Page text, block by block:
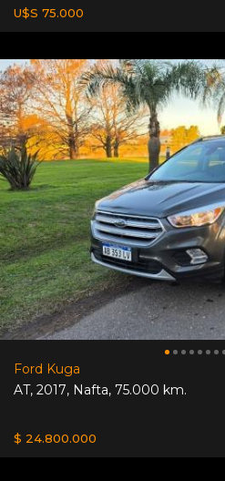
U$S 75.000
Ford Kuga
AT, 2017, Nafta, 75.000 km.
$ 24.800.000